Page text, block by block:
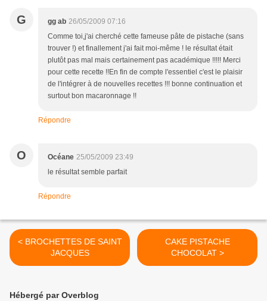
G gg ab 26/05/2009 07:16
Comme toi,j'ai cherché cette fameuse pâte de pistache (sans
trouver !) et finallement j'ai fait moi-même ! le résultat était
plutôt pas mal mais certainement pas académique !!!!! Merci
pour cette recette !!En fin de compte l'essentiel c'est le plaisir
de l'intégrer à de nouvelles recettes !!! bonne continuation et
surtout bon macaronnage !!
Répondre
O Océane 25/05/2009 23:49
le résultat semble parfait
Répondre
< BROCHETTES DE SAINT
JACQUES
CAKE PISTACHE
CHOCOLAT >
Hébergé par Overblog